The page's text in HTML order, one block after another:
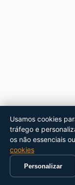
Usamos cookies
tráfego e
os não essenciais
cookies
Personalizar